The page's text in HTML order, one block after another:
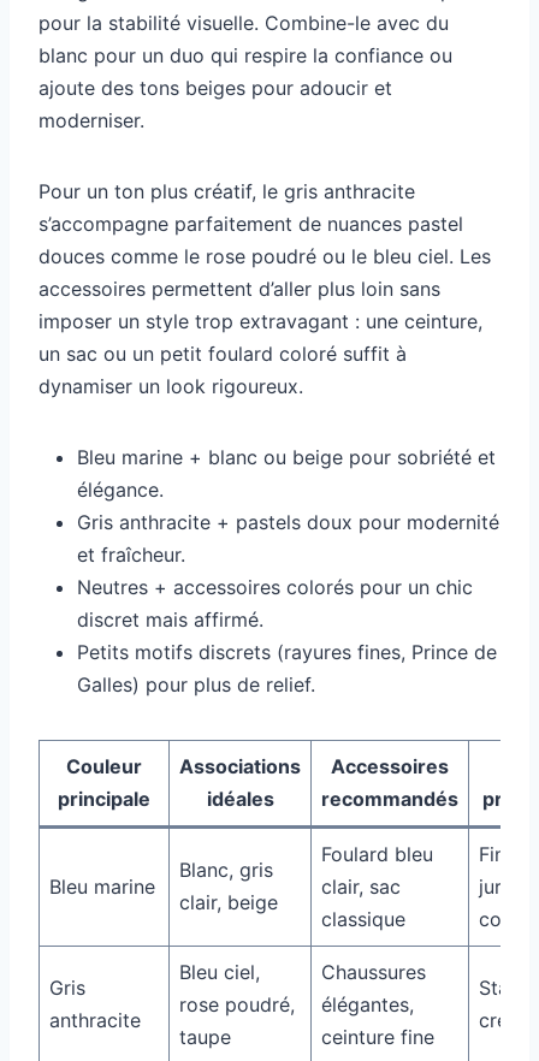
pour la stabilité visuelle. Combine-le avec du
blanc pour un duo qui respire la confiance ou
ajoute des tons beiges pour adoucir et
moderniser.
Pour un ton plus créatif, le gris anthracite
s’accompagne parfaitement de nuances pastel
douces comme le rose poudré ou le bleu ciel. Les
accessoires permettent d’aller plus loin sans
imposer un style trop extravagant : une ceinture,
un sac ou un petit foulard coloré suffit à
dynamiser un look rigoureux.
Bleu marine + blanc ou beige pour sobriété et
élégance.
Gris anthracite + pastels doux pour modernité
et fraîcheur.
Neutres + accessoires colorés pour un chic
discret mais affirmé.
Petits motifs discrets (rayures fines, Prince de
Galles) pour plus de relief.
Couleur
principale
Associations
idéales
Accessoires
recommandés
Bleu marine
Blanc, gris
clair, beige
Foulard bleu
clair, sac
classique
Gris
anthracite
Bleu ciel,
rose poudré,
taupe
Chaussures
élégantes,
ceinture fine